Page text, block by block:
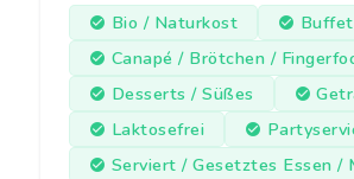
Bio / Naturkost
Buffet
Canapé / Brötchen /
Desserts / Süßes
Laktosefrei
Serviert / Gesetztes Essen /